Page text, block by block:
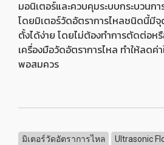
มอนิเตอร์และควบคุมระบบกระบวนก
โดยมิเตอร์วัดอัตราการไหลชนิดนี้มี
ตั้งได้ง่าย โดยไม่ต้องทำการตัดต่อห
เครื่องมือวัดอัตราการไหล ทำให้ลดค่
พอสมควร
มิเตอร์วัดอัตราการไหล Ultrasonic